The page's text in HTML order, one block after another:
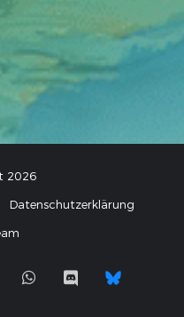
2026
Datenschutzerklärung
TwitchWhatsApp
Discord